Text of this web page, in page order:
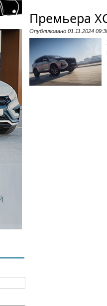
Премьера
Опубликовано 01.11.2024